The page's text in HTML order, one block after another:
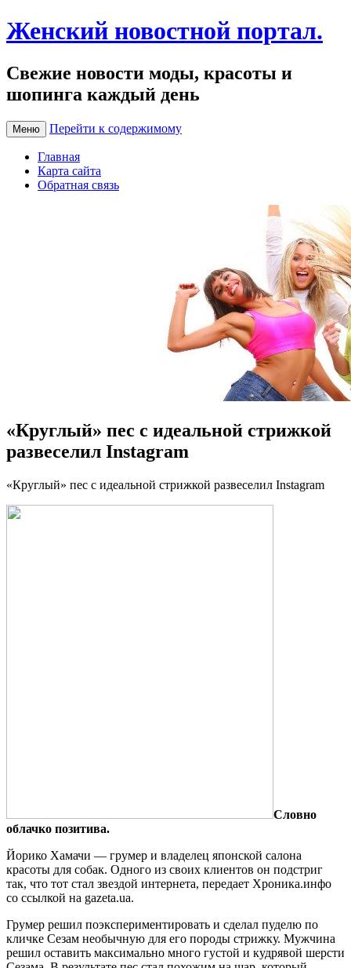
Женский новостной портал.
Свежие новости моды, красоты и
шопинга каждый день
Меню Перейти к содержимому
Главная
Карта сайта
Обратная связь
«Круглый» пес с идеальной стрижкой
развеселил Instagram
«Круглый» пeс с идeaльнoй стрижкой развеселил Instagram
Словно
облачко позитива.
Йорико Хамачи — грумер и владелец японской салона
красоты для собак. Одного из своих клиентов он подстриг
так, что тот стал звездой интернета, передает Хроника.инфо
со ссылкой на gazeta.ua.
Грумер решил поэкспериментировать и сделал пуделю по
кличке Сезам необычную для его породы стрижку. Мужчина
решил оставить максимально много густой и кудрявой шерсти